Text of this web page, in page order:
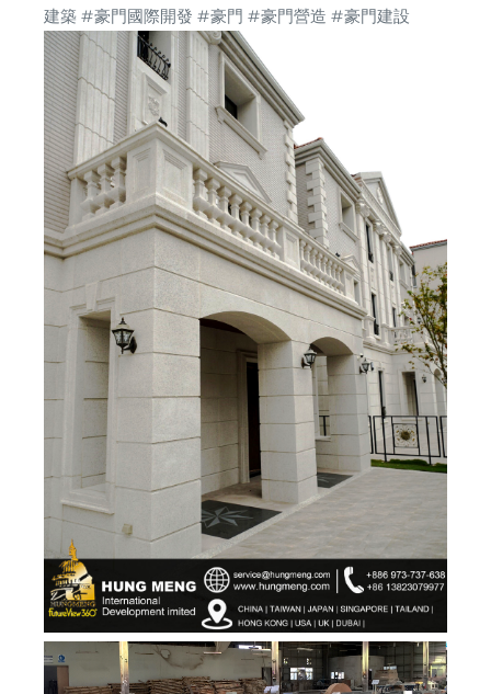
建築 #豪門國際開發 #豪門 #豪門營造 #豪門建設